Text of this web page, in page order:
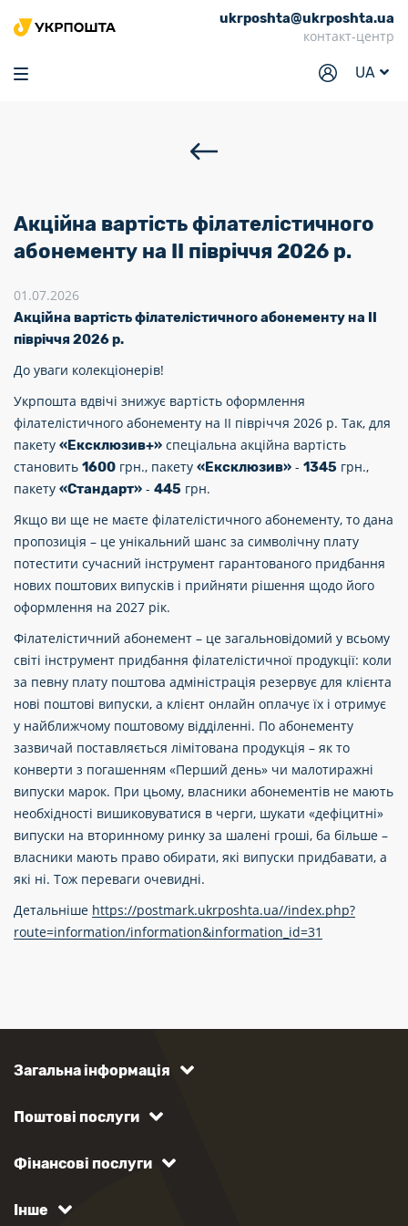
ukrposhta@ukrposhta.ua
контакт-центр
UA
Головна
Маркет
Відділення
Кар’єра
Акційна вартість філателістичного
абонементу на II півріччя 2026 р.
01.07.2026
Акційна вартість філателістичного абонементу на II
півріччя 2026 р.
До уваги колекціонерів!
Укрпошта вдвічі знижує вартість оформлення
філателістичного абонементу на II півріччя 2026 р. Так, для
пакету «Ексклюзив+» спеціальна акційна вартість
становить 1600 грн., пакету «Ексклюзив» - 1345 грн.,
пакету «Стандарт» - 445 грн.
Якщо ви ще не маєте філателістичного абонементу, то дана
пропозиція – це унікальний шанс за символічну плату
потестити сучасний інструмент гарантованого придбання
нових поштових випусків і прийняти рішення щодо його
оформлення на 2027 рік.
Філателістичний абонемент – це загальновідомий у всьому
світі інструмент придбання філателістичної продукції: коли
за певну плату поштова адміністрація резервує для клієнта
нові поштові випуски, а клієнт онлайн оплачує їх і отримує
у найближчому поштовому відділенні. По абонементу
зазвичай поставляється лімітована продукція – як то
конверти з погашенням «Перший день» чи малотиражні
випуски марок. При цьому, власники абонементів не мають
необхідності вишиковуватися в черги, шукати «дефіцитні»
випуски на вторинному ринку за шалені гроші, ба більше –
власники мають право обирати, які випуски придбавати, а
які ні. Тож переваги очевидні.
Детальніше https://postmark.ukrposhta.ua//index.php?
route=information/information&information_id=31
Загальна інформація
Поштові послуги
Фінансові послуги
Інше